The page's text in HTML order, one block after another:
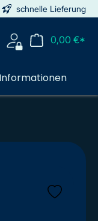
schnelle Lieferung
0,00 €*
Informationen